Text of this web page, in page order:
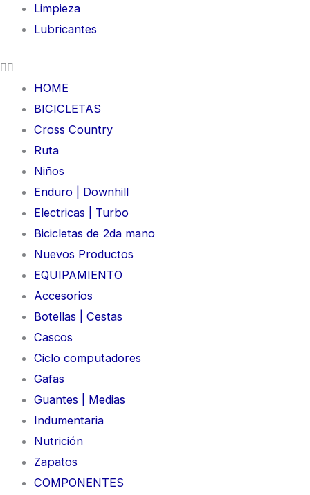
Limpieza
Lubricantes
HOME
BICICLETAS
Cross Country
Ruta
Niños
Enduro | Downhill
Electricas | Turbo
Bicicletas de 2da mano
Nuevos Productos
EQUIPAMIENTO
Accesorios
Botellas | Cestas
Cascos
Ciclo computadores
Gafas
Guantes | Medias
Indumentaria
Nutrición
Zapatos
COMPONENTES